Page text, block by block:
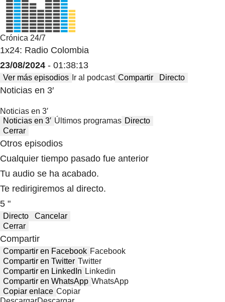
Crónica 24/7
1x24: Radio Colombia
23/08/2024 - 01:38:13
Ver más episodios Ir al podcast Compartir Directo
Noticias en 3′
Noticias en 3′
Noticias en 3′ Últimos programas Directo
Cerrar
Otros episodios
Cualquier tiempo pasado fue anterior
Tu audio se ha acabado.
Te redirigiremos al directo.
5 "
Directo
Cancelar
Cerrar
Compartir
Compartir en Facebook Facebook
Compartir en Twitter Twitter
Compartir en LinkedIn Linkedin
Compartir en WhatsApp WhatsApp
Copiar enlace Copiar